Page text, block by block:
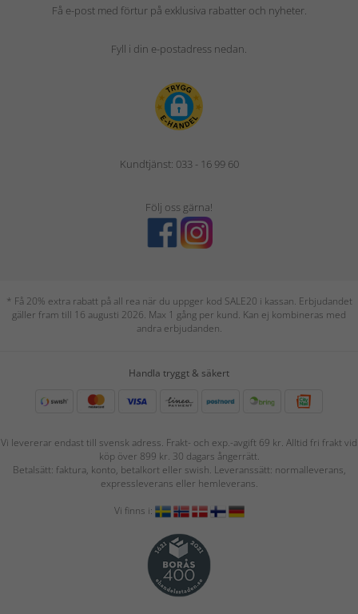
Få e-post med förtur på exklusiva rabatter och nyheter.
Fyll i din e-postadress nedan.
Kundtjänst: 033 - 16 99 60
Följ oss gärna!
* Få 20% extra rabatt på all rea när du uppger kod SALE20 i kassan. Erbjudandet
gäller fram till 16 augusti 2026. Max 1 gång per kund. Kan ej kombineras med
andra erbjudanden.
Handla tryggt & säkert
Vi levererar endast till svensk adress. Frakt- och exp.-avgift 69 kr. Alltid fri frakt vid
köp över 899 kr. 30 dagars ångerrätt.
Betalsätt: faktura, konto, betalkort eller swish. Leveranssätt: normalleverans,
expressleverans eller hemleverans.
Vi finns i: